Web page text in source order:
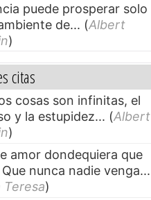
puede prosperar solo
de... (Albert
)
citas
cosas son infinitas, el
y la estupidez... (Albert
)
amor dondequiera que
nunca nadie venga...
Teresa)